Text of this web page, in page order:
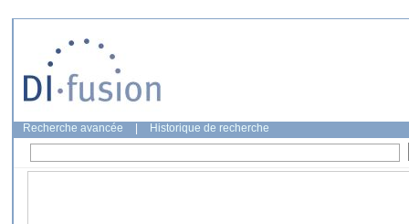
Recherche avancée Historique de recherche